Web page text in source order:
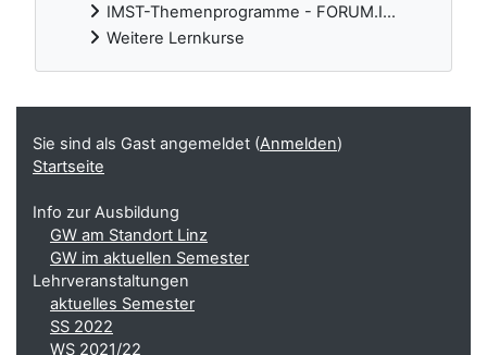
IMST-Themenprogramme - FORUM.I...
Weitere Lernkurse
Ergänzungsblöcke
Sie sind als Gast angemeldet (Anmelden)
Startseite
Info zur Ausbildung
GW am Standort Linz
GW im aktuellen Semester
Lehrveranstaltungen
aktuelles Semester
SS 2022
WS 2021/22